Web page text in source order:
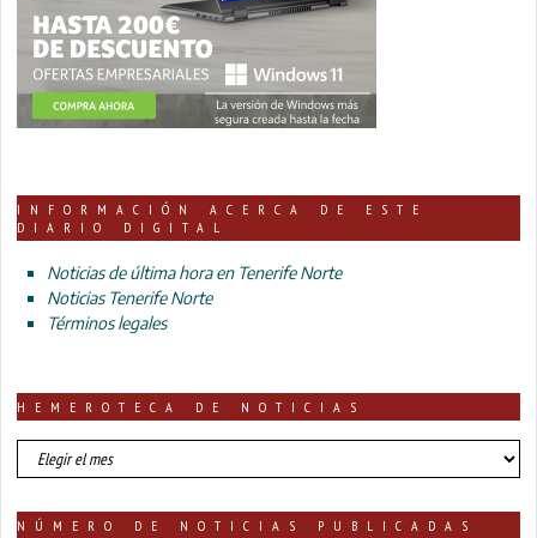
INFORMACIÓN ACERCA DE ESTE
DIARIO DIGITAL
Noticias de última hora en Tenerife Norte
Noticias Tenerife Norte
Términos legales
HEMEROTECA DE NOTICIAS
HEMEROTECA
DE
NÚMERO DE NOTICIAS PUBLICADAS